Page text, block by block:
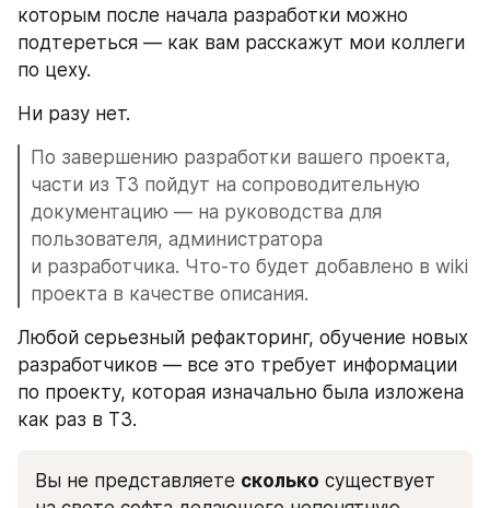
которым после начала разработки можно
подтереться — как вам расскажут мои коллеги
по цеху.
Ни разу нет.
По завершению разработки вашего проекта,
части из ТЗ пойдут на сопроводительную
документацию — на руководства для
пользователя, администратора
и разработчика. Что-то будет добавлено в wiki
проекта в качестве описания.
Любой серьезный рефакторинг, обучение новых
разработчиков — все это требует информации
по проекту, которая изначально была изложена
как раз в ТЗ.
Вы не представляете сколько существует